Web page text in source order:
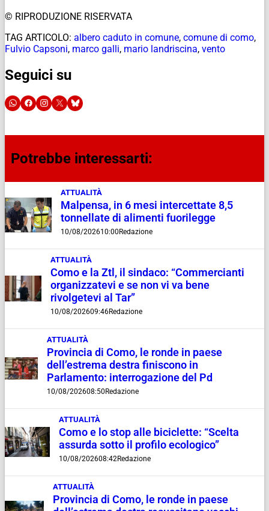
© RIPRODUZIONE RISERVATA
TAG ARTICOLO: albero caduto in comune, comune di como,
Fulvio Capsoni, marco galli, mario landriscina, vento
Seguici su
Potrebbe interessarti:
ATTUALITÀ
Malpensa, in 6 mesi intercettate 8,5
tonnellate di alimenti fuorilegge
10/08/202610:00Redazione
ATTUALITÀ
Como e la Ztl, il sindaco: “Commercianti
organizzatevi e se non vi va bene
rivolgetevi al Tar”
10/08/202609:46Redazione
ATTUALITÀ
Provincia di Como, le ronde in paese
dell’estrema destra finiscono in
Parlamento: interrogazione del Pd
10/08/202608:50Redazione
ATTUALITÀ
Como e lo stop alle biciclette: “Scelta
assurda sotto il profilo ecologico”
10/08/202608:42Redazione
ATTUALITÀ
Provincia di Como, le ronde in paese